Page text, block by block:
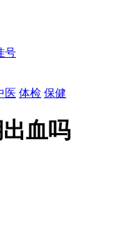
号
医 体检 保健
血吗